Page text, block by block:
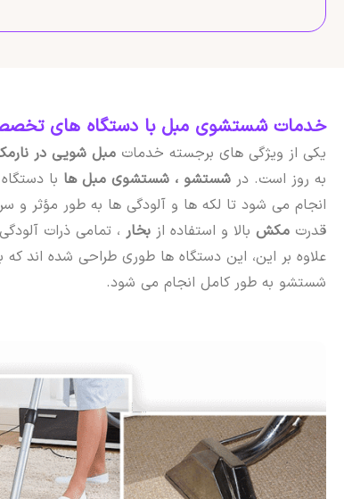
خدمات شستشوی مبل با دستگاه‌ های
یکی از ویژگی های برجسته خدمات مبل شویی در
به روز است. در شستشو ، شستشوی مبل ها با
انجام می شود تا لکه ها و آلودگی ها به طور مؤثر و
قدرت مکش بالا و استفاده از بخار ، تمامی ذرات
علاوه بر این، این دستگاه ها طوری طراحی شده اند که
شستشو به طور کامل انجام می شود.